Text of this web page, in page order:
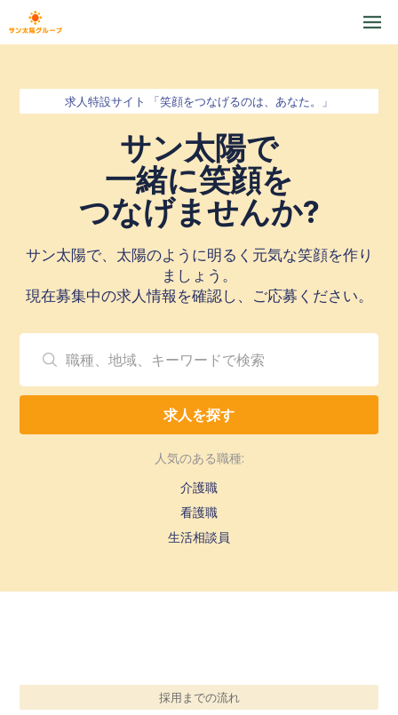
求人特設サイト 「笑顔をつなげるのは、あなた。」
サン太陽で
一緒に笑顔を
つなげませんか?
サン太陽で、太陽のように明るく元気な笑顔を作り
ましょう。
現在募集中の求人情報を確認し、ご応募ください。
人気のある職種:
介護職
看護職
生活相談員
採用までの流れ